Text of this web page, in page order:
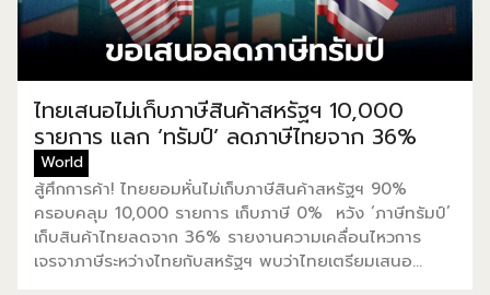
พรุ่งนี้” ด้าน Shigeru Ishiba นายกรัฐมนตรีญี่ปุ่น กล่าวว่า
ภาษีรถยนต์ของญี่ปุ่นจะลดลงเหลือ 15% จากเดิมที่ 25%
โดยการส่งออกรถยนต์ไปยังสหรัฐฯ ถือเป็นรากฐานสำคัญ
ของเศรษฐกิจญี่ปุ่น โดยคิดเป็น 28.3% ของการส่งออก
ทั้งหมดในปี 2024 หลังจากบรรลุข้อตกลง Ryosei
Akazawa หัวหน้าคณะผู้เจรจาของญี่ปุ่น […]
ไทยเสนอไม่เก็บภาษีสินค้าสหรัฐฯ 10,000
รายการ แลก ‘ทรัมป์’ ลดภาษีไทยจาก 36%
World
สู้ศึกการค้า! ไทยยอมหั่นไม่เก็บภาษีสินค้าสหรัฐฯ 90%
ครอบคลุม 10,000 รายการ เก็บภาษี 0% หวัง ‘ภาษีทรัมป์’
เก็บสินค้าไทยลดจาก 36% รายงานความเคลื่อนไหวการ
เจรจาภาษีระหว่างไทยกับสหรัฐฯ พบว่าไทยเตรียมเสนอ